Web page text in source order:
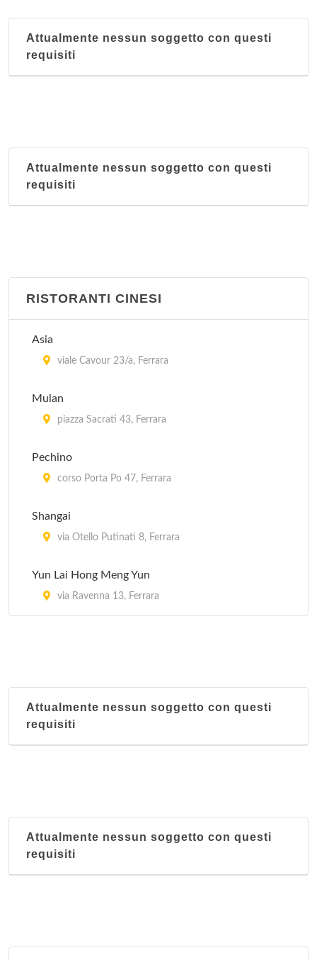
Attualmente nessun soggetto con questi
requisiti
Attualmente nessun soggetto con questi
requisiti
RISTORANTI CINESI
Asia
viale Cavour 23/a, Ferrara
Mulan
piazza Sacrati 43, Ferrara
Pechino
corso Porta Po 47, Ferrara
Shangai
via Otello Putinati 8, Ferrara
Yun Lai Hong Meng Yun
via Ravenna 13, Ferrara
Attualmente nessun soggetto con questi
requisiti
Attualmente nessun soggetto con questi
requisiti